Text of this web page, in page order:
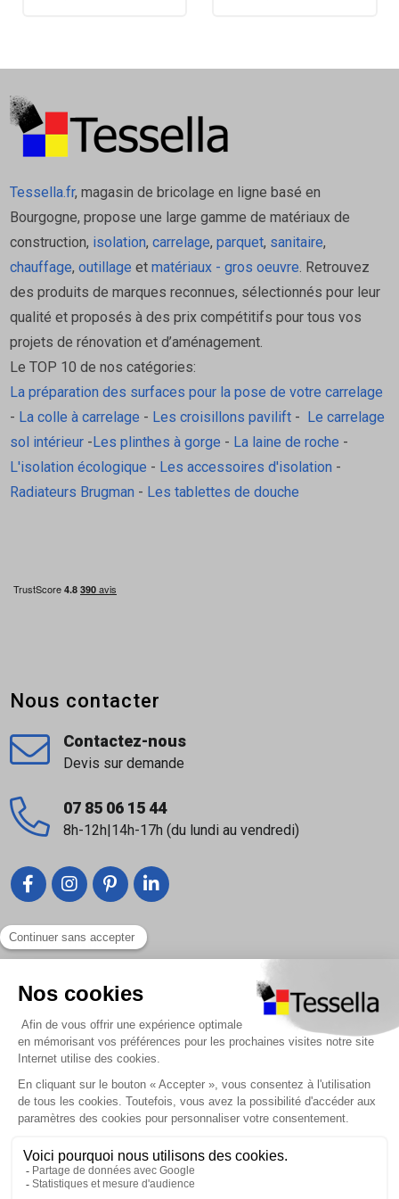
Utilisation et Mise en Œuvre
Support : S'applique sur des supports en bois
(panneaux OSB, contreplaqué) pour la pose de
bitumés (shingles), ou autres.
Installation : Le feutre est déroulé
parallèlement à l'égout, en veillant à respecter
les recouvrements nécessaires entre les lés
(souvent 10 cm ou15 cm) pour garantir
l'étanchéité.
Caractéristiques techniques:
Produit: Feutre bitumé Sotex 27 – écran sous-
toiture SOPREMA
Marque: SOPREMA
Composition: Feutre bitumé à armature en
Longueur du rouleau: 20 m (fixe)
Couleur: Noir (sablé)
protection provisoire
Fixation: Peut être cloué ou collé selon
Tessella.fr, magasin de bricolage en ligne basé en
Bourgogne, propose une large gamme de matériaux de
construction, isolation, carrelage, parquet, sanitaire,
chauffage, outillage et matériaux - gros oeuvre. Retrouvez
des produits de marques reconnues, sélectionnés pour leur
qualité et proposés à des prix compétitifs pour tous vos
projets de rénovation et d’aménagement.
Le TOP 10 de nos catégories:
La préparation des surfaces pour la pose de votre carrelage
- La colle à carrelage - Les croisillons pavilift-
Le carrelage
sol intérieur- Les plinthes à gorge - La laine de roche -
L'isolation écologique - Les accessoires d'isolation -
Radiateurs Brugman - Les tablettes de douche
Liens utiles
Nous contacter
À propos
Paiement sécurisé
Livraison | Retour client
Nos tutos
Connexion / Inscription
Nous contacter
Contactez-nous
Devis sur demande
07 85 06 15 44
8h-12h|14h-17h (du lundi au vendredi)